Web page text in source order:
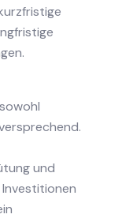
sowohl
und